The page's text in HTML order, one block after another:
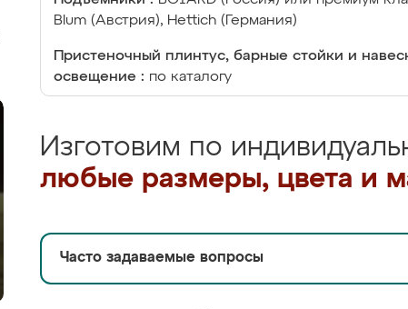
Blum (Австрия), Hettich (Германия)
Пристеночный плинтус, барные стойки и
освещение : по каталогу
Изготовим по
любые размеры, цвета и
Часто задаваемые вопросы